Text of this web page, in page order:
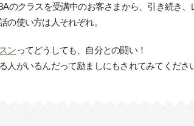
のクラスを受講中のお客さまから、引き続き
の使い方は人それぞれ。
ンってどうしても、自分との闘い！
人がいるんだって励ましにもされてみてくださ